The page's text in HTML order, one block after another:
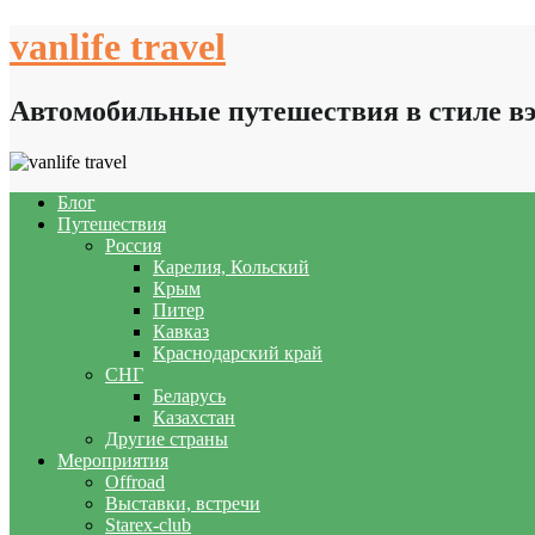
to
vanlife travel
Автомобильные путешествия в стиле
Блог
Путешествия
Россия
Карелия, Кольский
Крым
Питер
Кавказ
Краснодарский край
СНГ
Беларусь
Казахстан
Другие страны
Мероприятия
Offroad
Выставки, встречи
Starex-club